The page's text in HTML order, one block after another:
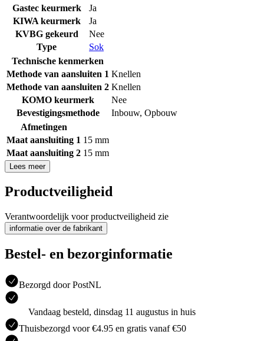
Gastec keurmerk
Ja
KIWA keurmerk
Ja
KVBG gekeurd
Nee
Type
Sok
Technische kenmerken
Methode van aansluiten 1 Knellen
Methode van aansluiten 2 Knellen
KOMO keurmerk
Nee
Bevestigingsmethode
Inbouw, Opbouw
Afmetingen
Maat aansluiting 1 15 mm
Maat aansluiting 2 15 mm
Lees meer
Productveiligheid
Verantwoordelijk voor productveiligheid zie
informatie over de fabrikant
Bestel- en bezorginformatie
Bezorgd door PostNL
Vandaag besteld, dinsdag 11 augustus in huis
Thuisbezorgd voor €4.95 en gratis vanaf €50